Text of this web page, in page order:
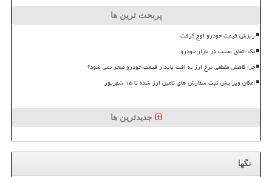
پربحث ترین ها
ریزش قیمت خودرو اوج گرفت
بک اتفاق عجیب در بازار خودرو
چرا کاهش مقطعی نرخ ارز به افت پایدار قیمت خودرو منجر نمی شود؟
امکان ویرایش ثبت سفارش های تأمین ارز شده تا ۱۵ شهریور
جدیدترین ها
تگها